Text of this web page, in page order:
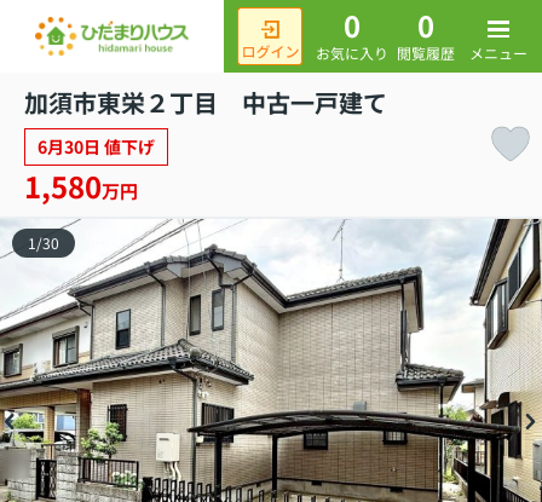
0
お気に入り
0
閲覧履歴 メニュー
加須市東栄２丁目 中古一戸建て
6月30日 値下げ
1,580万円
1 /30